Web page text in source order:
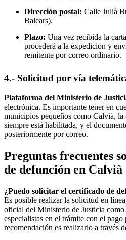
Dirección postal: Calle Julià
Balears).
Plazo: Una vez recibida la
procederá a la expedición y
remitente por correo ordinario.
4.- Solicitud por vía
Plataforma del Ministerio de
electrónica. Es importante tener en
municipios pequeños como Calvià, la
siempre está habilitada, y el
posteriormente por correo.
Preguntas frecuentes
de defunción en Calvià
¿Puedo solicitar el certificado de
Es posible realizar la solicitud en
oficial del Ministerio de Justicia como
especialistas en el trámite con el
recomendación es realizarlo a través